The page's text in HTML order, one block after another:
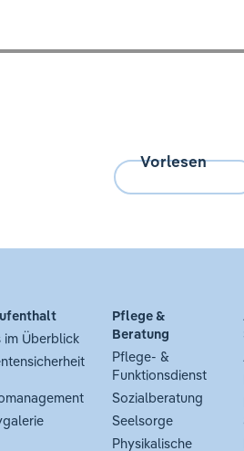
Vorlesen
im Überblick
Pflege &
Beratung
Pflege- &
Funktionsdienst
Sozialberatung
Seelsorge
Physikalische